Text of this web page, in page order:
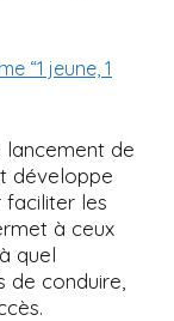
“1 jeune, 1
lancement de
développe
faciliter les
à ceux
quel
de conduire,